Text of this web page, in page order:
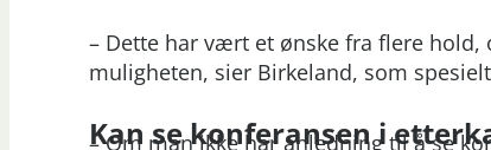
– Dette har vært et ønske fra flere hold,
muligheten, sier Birkeland, som
Kan se konferansen i
– Om man ikke har anledning til å se